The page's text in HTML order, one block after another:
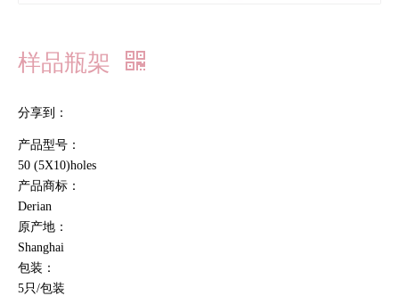
样品瓶架
分享到：
产品型号：
50 (5X10)holes
产品商标：
Derian
原产地：
Shanghai
包装：
5只/包装